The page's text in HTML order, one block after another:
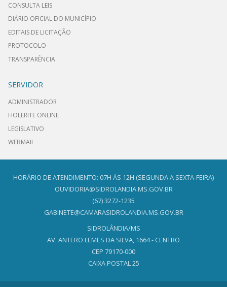
CONSULTA LEIS
DIÁRIO OFICIAL DO MUNICÍPIO
EDITAIS DE LICITAÇÃO
PROTOCOLO
TRANSPARÊNCIA
SERVIDOR
ADMINISTRADOR
HOLERITE ONLINE
LEGISLATIVO
WEBMAIL
HORÁRIO DE ATENDIMENTO: 07H ÀS 12H (SEGUNDA A SEXTA-FEIRA)
OUVIDORIA@SIDROLANDIA.MS.GOV.BR
(67) 3272-1235
GABINETE@CAMARASIDROLANDIA.MS.GOV.BR
SIDROLÂNDIA/MS
AV. ANTERO LEMES DA SILVA, 1664 - CENTRO
CEP 79170-000
CAIXA POSTAL 25